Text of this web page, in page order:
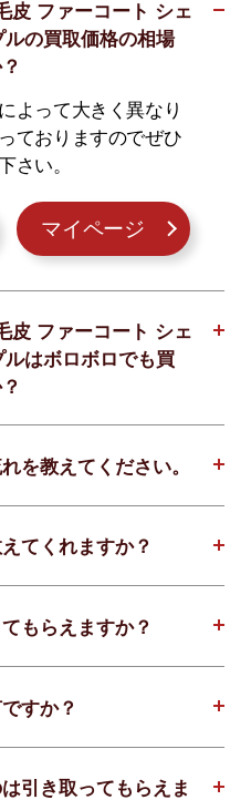
皮 ファーコート シェ
の買取価格の相場
よって大きく異なり
ておりますのでぜひ
さい。
マイページ
皮 ファーコート シェ
はボロボロでも買
を教えてください。
てくれますか？
もらえますか？
すか？
引き取ってもらえま